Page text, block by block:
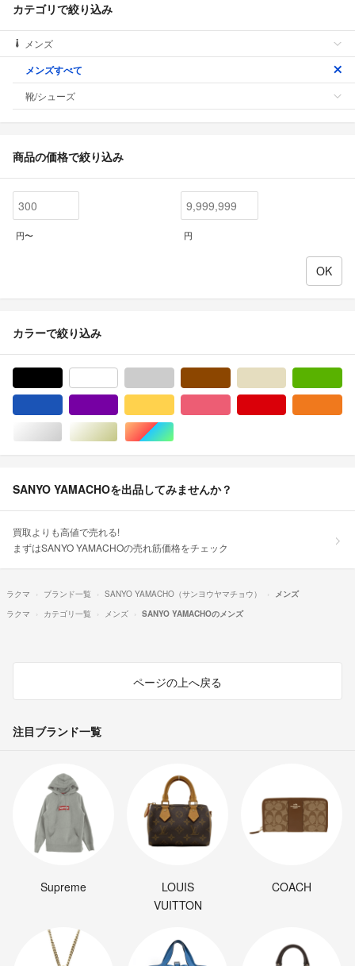
カテゴリで絞り込み
メンズ
メンズすべて
靴/シューズ
商品の価格で絞り込み
円〜 円
カラーで絞り込み
シルバー/銀色系ゴールド/金色系マルチカラー
SANYO YAMACHOを出品してみませんか？
買取よりも高値で売れる!
まずはSANYO YAMACHOの売れ筋価格をチェック
ラクマ ブランド一覧 SANYO YAMACHO（サンヨウヤマチョウ）
メンズ
ラクマ
カテゴリ一覧 メンズ SANYO YAMACHOのメンズ
ページの上へ戻る
注目ブランド一覧
Supreme
LOUIS
VUITTON
COACH